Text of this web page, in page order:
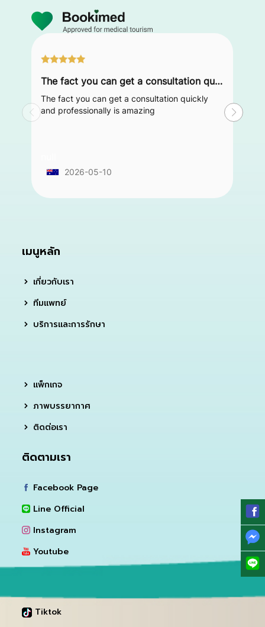
The fact you can get a consultation quickly and professionally is amazing
The fact you can get a consultation quickly
and professionally is amazing
2026-05-10
เมนูหลัก
เกี่ยวกับเรา
ทีมแพทย์
บริการและการรักษา
แพ็กเกจ
ภาพบรรยากาศ
ติดต่อเรา
ติดตามเรา
Facebook Page
Line Official
Instagram
Youtube
Tiktok